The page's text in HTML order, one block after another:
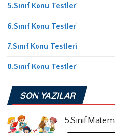
5.Sınıf Konu Testleri
6.Sınıf Konu Testleri
7.Sınıf Konu Testleri
8.Sınıf Konu Testleri
SON YAZILAR
5.Sınıf